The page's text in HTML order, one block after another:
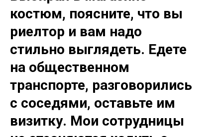
костюм, поясните, что вы
риелтор и вам надо
стильно выглядеть. Едете
на общественном
транспорте, разговорились
с соседями, оставьте им
визитку. Мои сотрудницы